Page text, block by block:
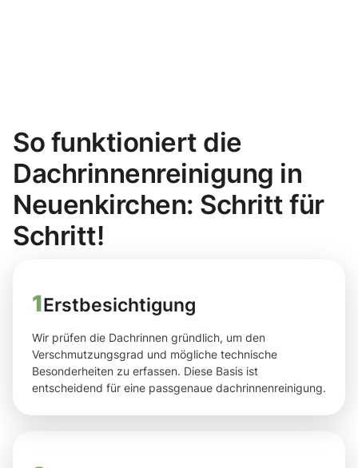
So funktioniert die
Dachrinnenreinigung in
Neuenkirchen: Schritt für
Schritt!
1Erstbesichtigung
Wir prüfen die Dachrinnen gründlich, um den
Verschmutzungsgrad und mögliche technische
Besonderheiten zu erfassen. Diese Basis ist
entscheidend für eine passgenaue dachrinnenreinigung.